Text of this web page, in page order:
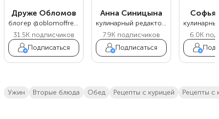
Друже Обломов
блогер @oblomoffrecipe
31.5K подписчиков
Подписаться
Анна Синицына
кулинарный редактор Food.ru
7.9K подписчиков
Подписаться
Софья
6.0K
ужин вторые блюда обед Рецепты с курицей рецепты